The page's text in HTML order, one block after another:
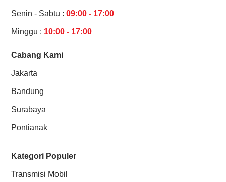
Senin - Sabtu :09:00 - 17:00
Minggu : 10:00 - 17:00
Cabang Kami
Jakarta
Bandung
Surabaya
Pontianak
Kategori Populer
Transmisi Mobil